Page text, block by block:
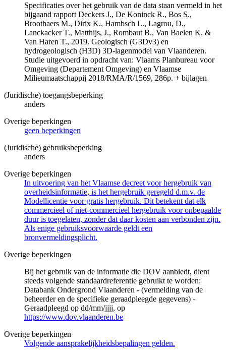
Specificaties over het gebruik van de data staan vermeld in het
bijgaand rapport Deckers J., De Koninck R., Bos S.,
Broothaers M., Dirix K., Hambsch L., Lagrou, D.,
Lanckacker T., Matthijs, J., Rombaut B., Van Baelen K. &
Van Haren T., 2019. Geologisch (G3Dv3) en
hydrogeologisch (H3D) 3D-lagenmodel van Vlaanderen.
Studie uitgevoerd in opdracht van: Vlaams Planbureau voor
Omgeving (Departement Omgeving) en Vlaamse
Milieumaatschappij 2018/RMA/R/1569, 286p. + bijlagen
(Juridische) toegangsbeperking
anders
Overige beperkingen
geen beperkingen
(Juridische) gebruiksbeperking
anders
Overige beperkingen
In uitvoering van het Vlaamse decreet voor hergebruik van
overheidsinformatie, is het hergebruik geregeld d.m.v. de
Modellicentie voor gratis hergebruik. Dit betekent dat elk
commercieel of niet-commercieel hergebruik voor onbepaalde
duur is toegelaten, zonder dat daar kosten aan verbonden zijn.
Als enige gebruiksvoorwaarde geldt een
bronvermeldingsplicht.
Overige beperkingen
Bij het gebruik van de informatie die DOV aanbiedt, dient
steeds volgende standaardreferentie gebruikt te worden:
Databank Ondergrond Vlaanderen - (vermelding van de
beheerder en de specifieke geraadpleegde gegevens) -
Geraadpleegd op dd/mm/jjjj, op
https://www.dov.vlaanderen.be
Overige beperkingen
Volgende aansprakelijkheidsbepalingen gelden.